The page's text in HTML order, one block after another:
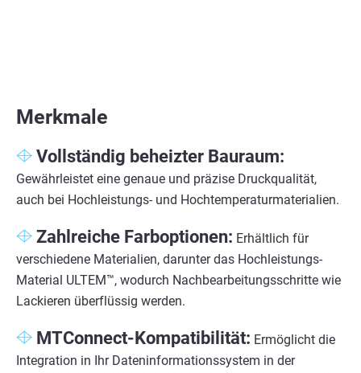
Merkmale
Vollständig beheizter Bauraum:
Gewährleistet eine genaue und präzise Druckqualität,
auch bei Hochleistungs- und Hochtemperaturmaterialien.
Zahlreiche Farboptionen: Erhältlich für
verschiedene Materialien, darunter das Hochleistungs-
Material ULTEM™, wodurch Nachbearbeitungsschritte wie
Lackieren überflüssig werden.
MTConnect-Kompatibilität: Ermöglicht die
Integration in Ihr Dateninformationssystem in der